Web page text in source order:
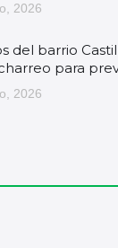
2026
del barrio
para
2026